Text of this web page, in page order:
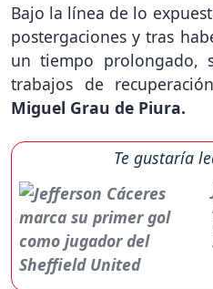
Bajo la línea de lo
postergaciones y tras
un tiempo prolongado,
trabajos de
Miguel Grau de Piura.
Te gustaría